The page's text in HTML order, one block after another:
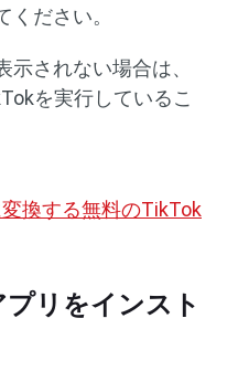
ください。
示されない場合は、
を実行しているこ
換する無料のTikTok
リをインスト